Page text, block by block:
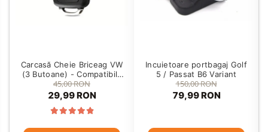
Carcasă Cheie Briceag VW
(3 Butoane) - Compatibilă
Golf 5, Jetta, Touran etc
45,00 RON
29,99 RON
Incuietoare portbagaj Golf
5 / Passat B6 Variant
150,00 RON
79,99 RON